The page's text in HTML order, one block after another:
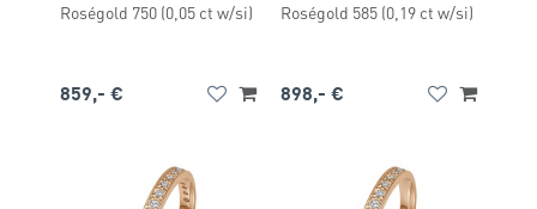
Roségold 750 (0,05 ct w/si)
859,- €
Roségold 585 (0,19 ct w/si)
898,- €